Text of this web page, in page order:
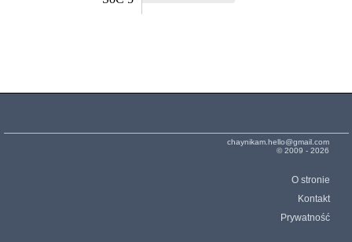
chaynikam.hello@gmail.com
© 2009 - 2026
O stronie
Kontakt
Prywatność